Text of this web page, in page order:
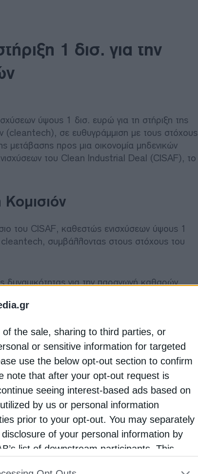
the sale, sharing to third parties, or
or sensitive information for targeted
use the below opt-out section to confirm
note that after your opt-out request is
seeing interest-based ads based on
by us or personal information
prior to your opt-out. You may separately
of your personal information by
list of downstream participants. This
1 δισ. για την
ύψους 1 δισ. ευρώ για τη στήριξη της
(cleantech), σε ευθυγράμμιση με τους στόχους
μετάβασης προς μια οικονομία μηδενικών
του Clean Industrial Deal (CISAF), το
του CISAF, καθεστώς ενισχύσεων ύψους 1
cleantech, συμβάλλοντας στους στόχους του
δυναμικότητας για την παραγωγή καθαρών
και φορολογικών ελαφρύνσεων και θα
που πραγματοποιούν επενδύσεις για την
που ορίζονται στο CISAF.
καθαρών τεχνολογιών, των βασικών
να εφαρμοστεί έως τις 31 Δεκεμβρίου 2030.
κατάλληλο και αναλογικό για την
και για τη διευκόλυνση της ανάπτυξης
Industrial Deal. Η απόφαση βασίζεται στο άρθρο
του CISAF.
με τους κανόνες της ΕΕ για τις